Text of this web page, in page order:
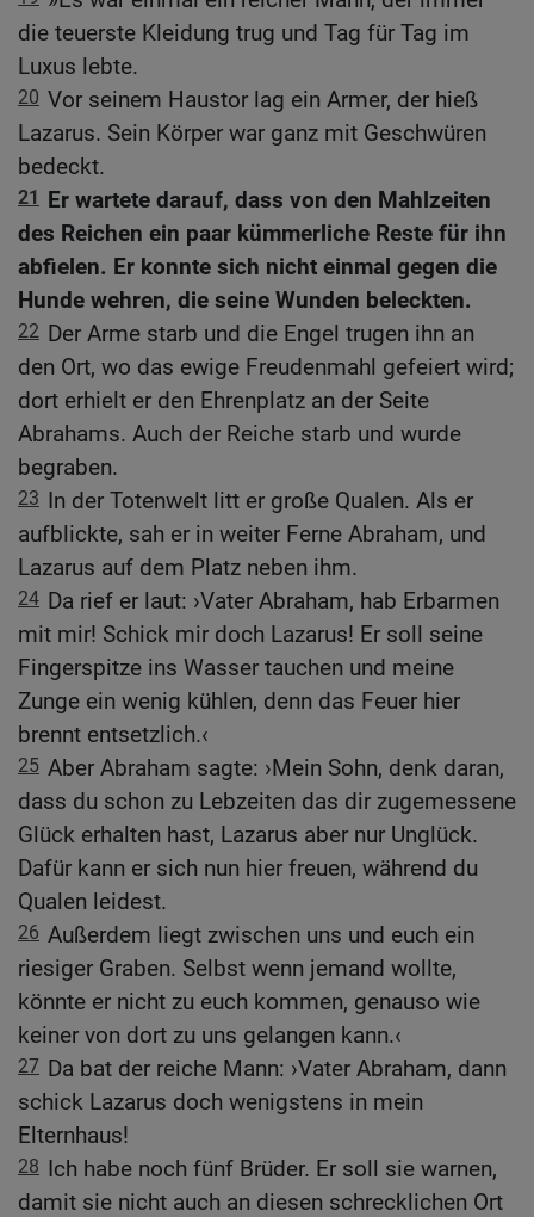
die teuerste Kleidung trug und Tag für Tag im
Luxus lebte.
20 Vor seinem Haustor lag ein Armer, der hieß
Lazarus. Sein Körper war ganz mit Geschwüren
bedeckt.
21 Er wartete darauf, dass von den Mahlzeiten
des Reichen ein paar kümmerliche Reste für ihn
abfielen. Er konnte sich nicht einmal gegen die
Hunde wehren, die seine Wunden beleckten.
22 Der Arme starb und die Engel trugen ihn an
den Ort, wo das ewige Freudenmahl gefeiert wird;
dort erhielt er den Ehrenplatz an der Seite
Abrahams. Auch der Reiche starb und wurde
begraben.
23 In der Totenwelt litt er große Qualen. Als er
aufblickte, sah er in weiter Ferne Abraham, und
Lazarus auf dem Platz neben ihm.
24 Da rief er laut: ›Vater Abraham, hab Erbarmen
mit mir! Schick mir doch Lazarus! Er soll seine
Fingerspitze ins Wasser tauchen und meine
Zunge ein wenig kühlen, denn das Feuer hier
brennt entsetzlich.‹
25 Aber Abraham sagte: ›Mein Sohn, denk daran,
dass du schon zu Lebzeiten das dir zugemessene
Glück erhalten hast, Lazarus aber nur Unglück.
Dafür kann er sich nun hier freuen, während du
Qualen leidest.
26 Außerdem liegt zwischen uns und euch ein
riesiger Graben. Selbst wenn jemand wollte,
könnte er nicht zu euch kommen, genauso wie
keiner von dort zu uns gelangen kann.‹
27 Da bat der reiche Mann: ›Vater Abraham, dann
schick Lazarus doch wenigstens in mein
Elternhaus!
28 Ich habe noch fünf Brüder. Er soll sie warnen,
damit sie nicht auch an diesen schrecklichen Ort